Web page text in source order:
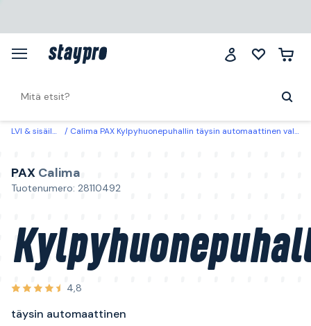
LVI & sisäilma Calima PAX Kylpyhuonepuhallin täysin automaattinen valkoinen
PAX Calima
Tuotenumero: 28110492
4,8
täysin automaattinen